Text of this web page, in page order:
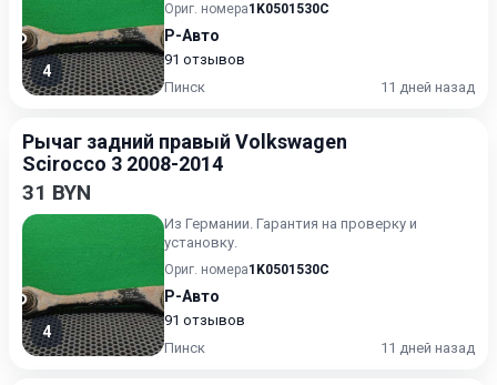
4
Ориг. номера1K0501530C
Р-Авто
91 отзывов
Пинск
11 дней назад
Рычаг задний правый Volkswagen
Scirocco 3 2008-2014
31 BYN
4
Из Германии. Гарантия на проверку и
установку.
Ориг. номера1K0501530C
Р-Авто
91 отзывов
Пинск
11 дней назад